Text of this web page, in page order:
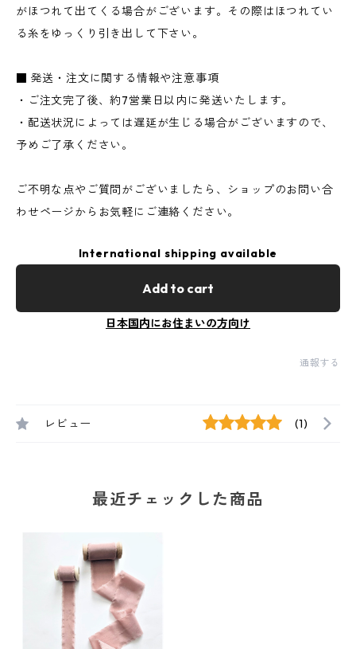
がほつれて出てくる場合がございます。その際はほつれてい
る糸をゆっくり引き出して下さい。
■ 発送・注文に関する情報や注意事項
・ご注文完了後、約7営業日以内に発送いたします。
・配送状況によっては遅延が生じる場合がございますので、
予めご了承ください。
ご不明な点やご質問がございましたら、ショップのお問い合
わせページからお気軽にご連絡ください。
International shipping available
Add to cart
日本国内にお住まいの方向け
通報する
レビュー (1)
最近チェックした商品